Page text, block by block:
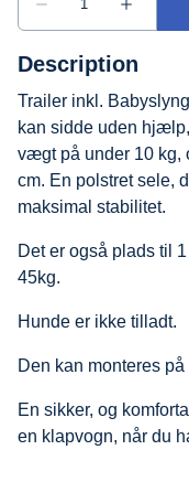
Description
Trailer inkl.
kan sidde uden
vægt på under 10 kg,
cm. En polstret sele,
maksimal stabilitet.
Det er også plads til
45kg.
Hunde er ikke tilladt.
Den kan monteres
En sikker, og
en klapvogn, når du